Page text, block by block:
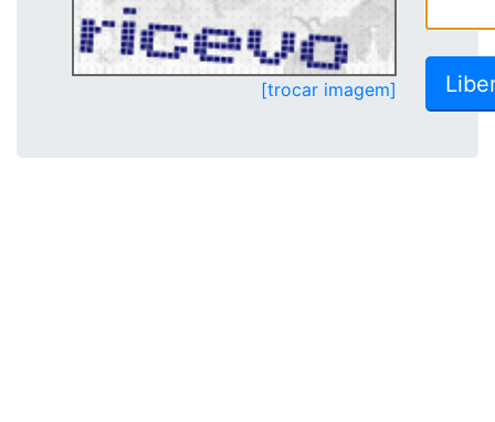
[trocar imagem]